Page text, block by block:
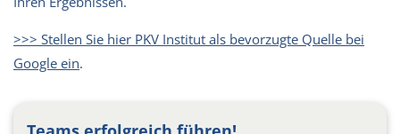
>>> Stellen Sie hier PKV Institut als bevorzugte Quelle bei
Google ein.